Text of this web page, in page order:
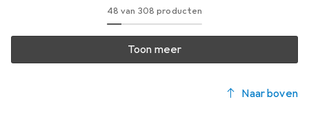
48 van 308 producten
Toon meer
Naar boven